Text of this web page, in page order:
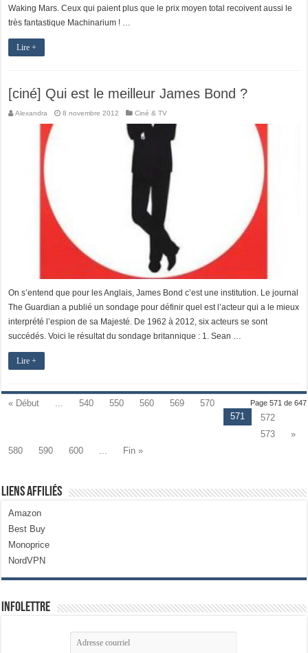
Waking Mars. Ceux qui paient plus que le prix moyen total recoivent aussi le
très fantastique Machinarium ! …
Lire +
[ciné] Qui est le meilleur James Bond ?
Alexandra 8 novembre 2012 Ciné & TV
On s’entend que pour les Anglais, James Bond c’est une institution. Le journal
The Guardian a publié un sondage pour définir quel est l’acteur qui a le mieux
interprété l’espion de sa Majesté. De 1962 à 2012, six acteurs se sont
succédés. Voici le résultat du sondage britannique : 1. Sean …
Lire +
Page 571 de 647
« Début 540 550 560 569
570
571
572
573
»
580
590 600 Fin »
Liens Affiliés
Amazon
Best Buy
Monoprice
NordVPN
Infolettre